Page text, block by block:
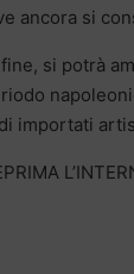
ancora si
si potrà
importati